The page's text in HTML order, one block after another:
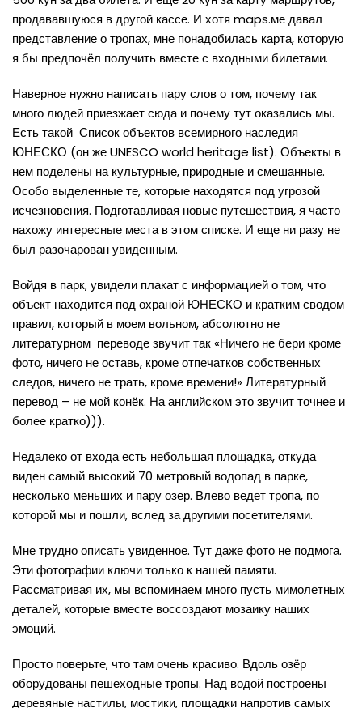
продававшуюся в другой кассе. И хотя maps.ме давал
представление о тропах, мне понадобилась карта, которую
я бы предпочёл получить вместе с входными билетами.
Наверное нужно написать пару слов о том, почему так
много людей приезжает сюда и почему тут оказались мы.
Есть такой Список объектов всемирного наследия
ЮНЕСКО (он же UNESCO world heritage list). Объекты в
нем поделены на культурные, природные и смешанные.
Особо выделенные те, которые находятся под угрозой
исчезновения. Подготавливая новые путешествия, я часто
нахожу интересные места в этом списке. И еще ни разу не
был разочарован увиденным.
Войдя в парк, увидели плакат с информацией о том, что
объект находится под охраной ЮНЕСКО и кратким сводом
правил, который в моем вольном, абсолютно не
литературном переводе звучит так «Ничего не бери кроме
фото, ничего не оставь, кроме отпечатков собственных
следов, ничего не трать, кроме времени!» Литературный
перевод – не мой конёк. На английском это звучит точнее и
более кратко))).
Недалеко от входа есть небольшая площадка, откуда
виден самый высокий 70 метровый водопад в парке,
несколько меньших и пару озер. Влево ведет тропа, по
которой мы и пошли, вслед за другими посетителями.
Мне трудно описать увиденное. Тут даже фото не подмога.
Эти фотографии ключи только к нашей памяти.
Рассматривая их, мы вспоминаем много пусть мимолетных
деталей, которые вместе воссоздают мозаику наших
эмоций.
Просто поверьте, что там очень красиво. Вдоль озёр
оборудованы пешеходные тропы. Над водой построены
деревяные настилы, мостики, площадки напротив самых